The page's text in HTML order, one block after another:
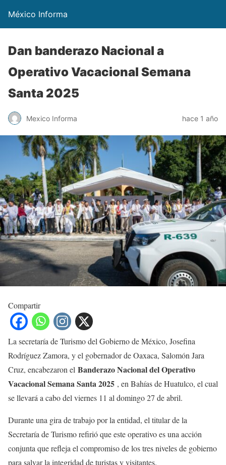
México Informa
Dan banderazo Nacional a
Operativo Vacacional Semana
Santa 2025
Mexico Informa hace 1 año
Compartir
La secretaría de Turismo del Gobierno de México, Josefina
Rodríguez Zamora, y el gobernador de Oaxaca, Salomón Jara
Cruz, encabezaron el Banderazo Nacional del Operativo
Vacacional Semana Santa 2025 , en Bahías de Huatulco, el cual
se llevará a cabo del viernes 11 al domingo 27 de abril.
Durante una gira de trabajo por la entidad, el titular de la
Secretaría de Turismo refirió que este operativo es una acción
conjunta que refleja el compromiso de los tres niveles de gobierno
para salvar la integridad de turistas y visitantes.